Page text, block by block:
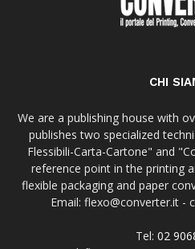
CHI
We are a publishing house with
publishes two specialized
Flessibili-Carta-Cartone" and
reference point in the printing
flexible packaging and paper
Email: flexo@converter.it -
Tel: 02